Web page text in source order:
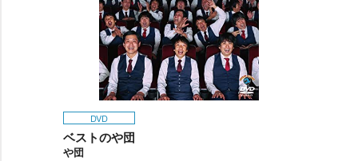
DVD
ベストのや団
団